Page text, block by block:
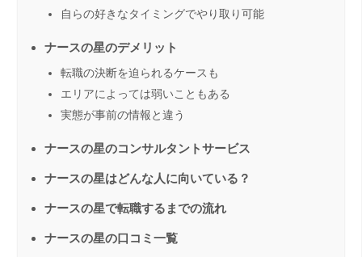
自らの好きなタイミングでやり取り可能
ナースの星のデメリット
転職の決断を迫られるケースも
エリアによっては弱いこともある
実態が事前の情報と違う
ナースの星のコンサルタントサービス
ナースの星はどんな人に向いている？
ナースの星で転職するまでの流れ
ナースの星の口コミ一覧